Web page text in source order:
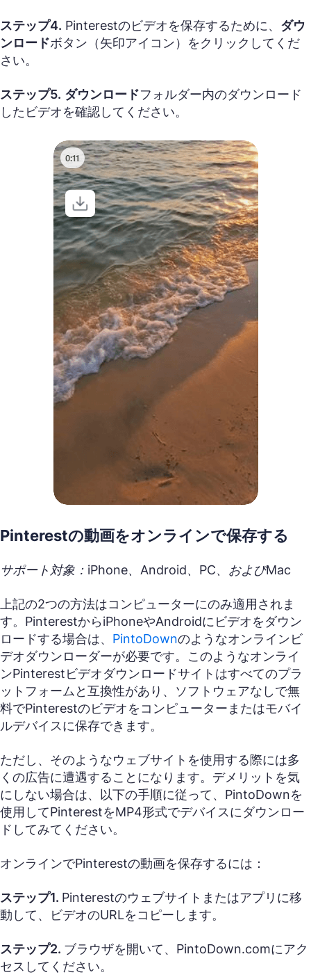
ステップ4. Pinterestのビデオを保存するために、 ダウ
ンロードボタン（矢印アイコン）をクリックしてくだ
さい。
ステップ5. ダウンロードフォルダー内のダウンロード
したビデオを確認してください。
Pinterestの動画をオンラインで保存する
サポート対象：iPhone、Android、PC、およびMac
上記の2つの方法はコンピューターにのみ適用されま
す。PinterestからiPhoneやAndroidにビデオをダウン
ロードする場合は、 PintoDownのようなオンラインビ
デオダウンローダーが必要です。このようなオンライ
ンPinterestビデオダウンロードサイトはすべてのプラ
ットフォームと互換性があり、ソフトウェアなしで無
料でPinterestのビデオをコンピューターまたはモバイ
ルデバイスに保存できます。
ただし、そのようなウェブサイトを使用する際には多
くの広告に遭遇することになります。デメリットを気
にしない場合は、以下の手順に従って、PintoDownを
使用してPinterestをMP4形式でデバイスにダウンロー
ドしてみてください。
オンラインでPinterestの動画を保存するには：
ステップ1. Pinterestのウェブサイトまたはアプリに移
動して、ビデオのURLをコピーします。
ステップ2. ブラウザを開いて、PintoDown.comにアク
セスしてください。